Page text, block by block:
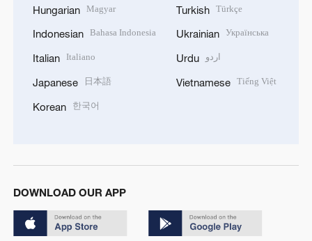
Hungarian Magyar
Indonesian Bahasa Indonesia
Italian Italiano
Japanese 日本語
Korean 한국어
Turkish Türkçe
Ukrainian Українська
Urdu اردو
Vietnamese Tiếng Việt
DOWNLOAD OUR APP